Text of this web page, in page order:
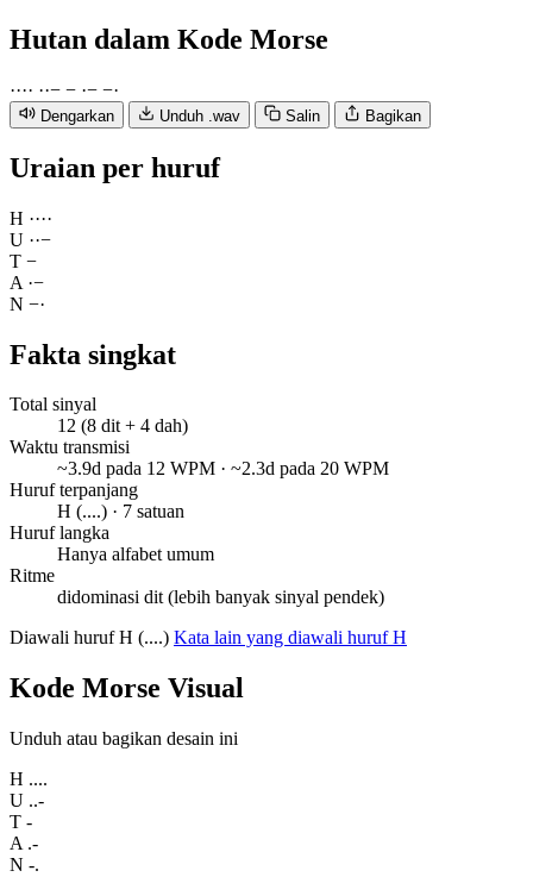
Hutan dalam Kode Morse
···· ··− − ·− −·
Dengarkan Unduh .wav Salin Bagikan
Uraian per huruf
H ····
U ··−
T −
A ·−
N −·
Fakta singkat
Total sinyal
12 (8 dit + 4 dah)
Waktu transmisi
~3.9d pada 12 WPM · ~2.3d pada 20 WPM
Huruf terpanjang
H (....) · 7 satuan
Huruf langka
Hanya alfabet umum
Ritme
didominasi dit (lebih banyak sinyal pendek)
Diawali huruf H (....) Kata lain yang diawali huruf H
Kode Morse Visual
Unduh atau bagikan desain ini
H ....
U ..-
T -
A .-
N -.